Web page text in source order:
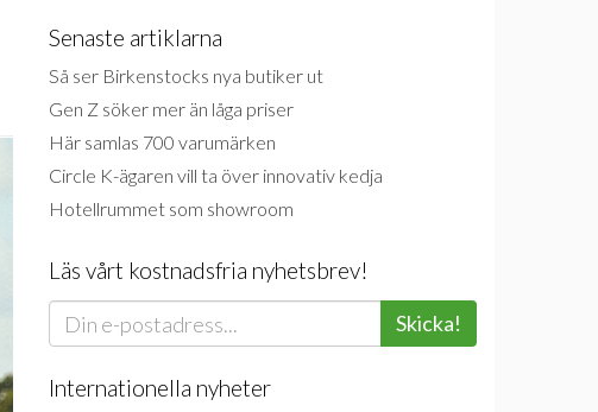
Senaste artiklarna
Så ser Birkenstocks nya butiker ut
Gen Z söker mer än låga priser
Här samlas 700 varumärken
Circle K-ägaren vill ta över innovativ kedja
Hotellrummet som showroom
Läs vårt kostnadsfria nyhetsbrev!
Skicka!
Internationella nyheter